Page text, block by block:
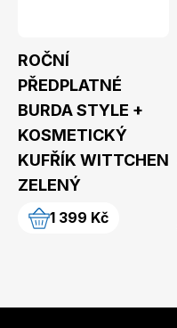
Toprecepty.cz
ROČNÍ
PŘEDPLATNÉ
BURDA STYLE +
KOSMETICKÝ
KUFŘÍK WITTCHEN
ZELENÝ
1 399 Kč